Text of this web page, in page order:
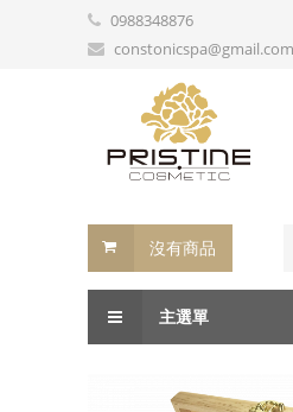
0988348876
constonicspa@gmail.com
沒有商品
主選單